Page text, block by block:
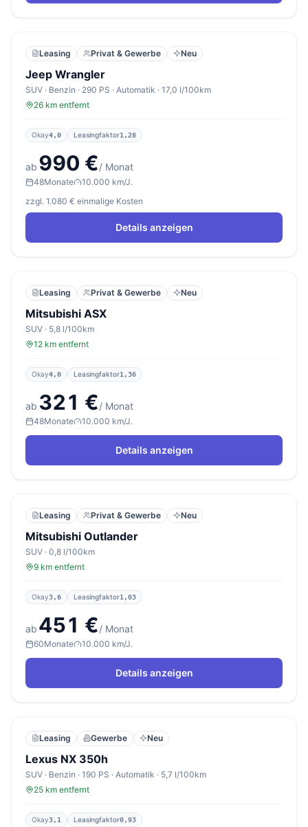
Leasing Privat & Gewerbe Neu
Jeep Wrangler
SUV · Benzin · 290 PS · Automatik · 17,0 l/100km
26 km entfernt
Okay4,0 Leasingfaktor1,28
ab 990 €/ Monat
48Monate
10.000 km/J.
zzgl. 1.080 € einmalige Kosten
Details anzeigen
Leasing Privat & Gewerbe Neu
Mitsubishi ASX
SUV · 5,8 l/100km
12 km entfernt
Okay4,0 Leasingfaktor1,36
ab 321 €/ Monat
48Monate 10.000 km/J.
Details anzeigen
Leasing Privat & Gewerbe Neu
Mitsubishi Outlander
SUV · 0,8 l/100km
9 km entfernt
Okay3,6 Leasingfaktor1,03
ab 451 €/ Monat
60Monate 10.000 km/J.
Details anzeigen
Leasing Gewerbe Neu
Lexus NX 350h
SUV · Benzin · 190 PS · Automatik · 5,7 l/100km
25 km entfernt
Okay3,1 Leasingfaktor0,93